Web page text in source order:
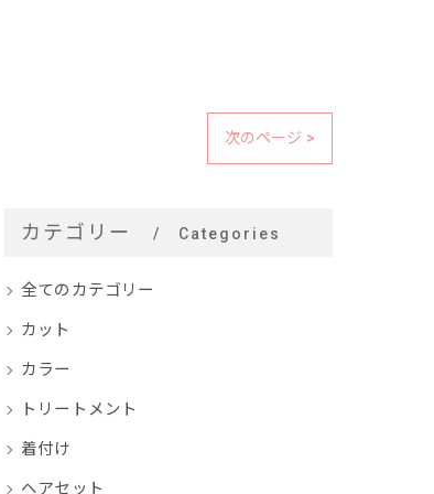
次のページ >
カテゴリー Categories
全てのカテゴリー
カット
カラー
トリートメント
着付け
ヘアセット